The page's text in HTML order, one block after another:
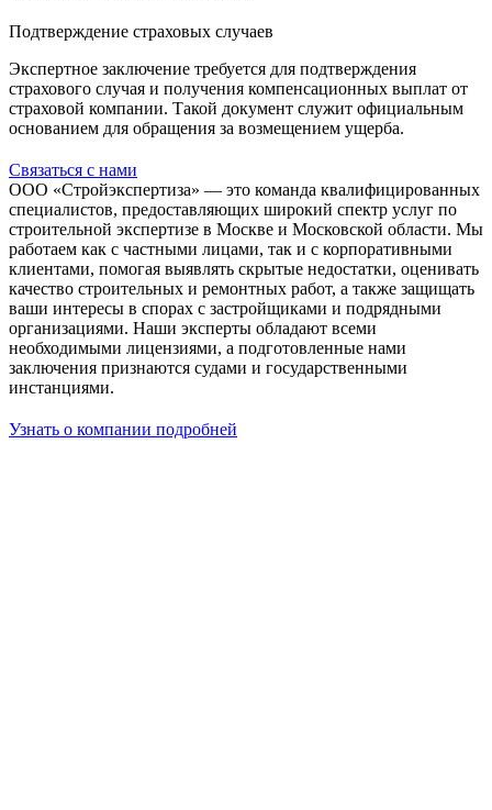
Подтверждение страховых случаев
Экспертное заключение требуется для подтверждения
страхового случая и получения компенсационных выплат от
страховой компании. Такой документ служит официальным
основанием для обращения за возмещением ущерба.
Связаться с нами
ООО «Стройэкспертиза» — это команда квалифицированных
специалистов, предоставляющих широкий спектр услуг по
строительной экспертизе в Москве и Московской области. Мы
работаем как с частными лицами, так и с корпоративными
клиентами, помогая выявлять скрытые недостатки, оценивать
качество строительных и ремонтных работ, а также защищать
ваши интересы в спорах с застройщиками и подрядными
организациями. Наши эксперты обладают всеми
необходимыми лицензиями, а подготовленные нами
заключения признаются судами и государственными
инстанциями.
Узнать о компании подробней